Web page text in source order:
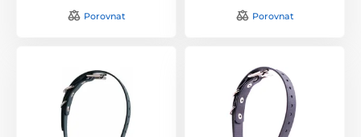
Porovnat Porovnat